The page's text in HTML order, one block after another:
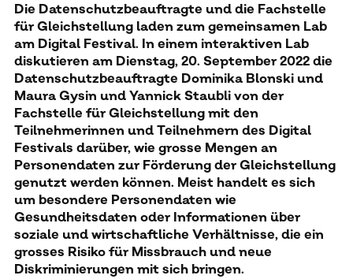
Die Datenschutzbeauftragte und die Fachstelle
für Gleichstellung laden zum gemeinsamen Lab
am Digital Festival. In einem interaktiven Lab
diskutieren am Dienstag, 20. September 2022 die
Datenschutzbeauftragte Dominika Blonski und
Maura Gysin und Yannick Staubli von der
Fachstelle für Gleichstellung mit den
Teilnehmerinnen und Teilnehmern des Digital
Festivals darüber, wie grosse Mengen an
Personendaten zur Förderung der Gleichstellung
genutzt werden können. Meist handelt es sich
um besondere Personendaten wie
Gesundheitsdaten oder Informationen über
soziale und wirtschaftliche Verhältnisse, die ein
grosses Risiko für Missbrauch und neue
Diskriminierungen mit sich bringen.